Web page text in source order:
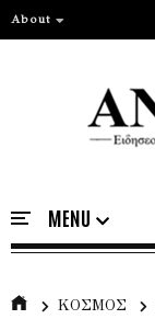
About
ΚΟΣΜΟΣ